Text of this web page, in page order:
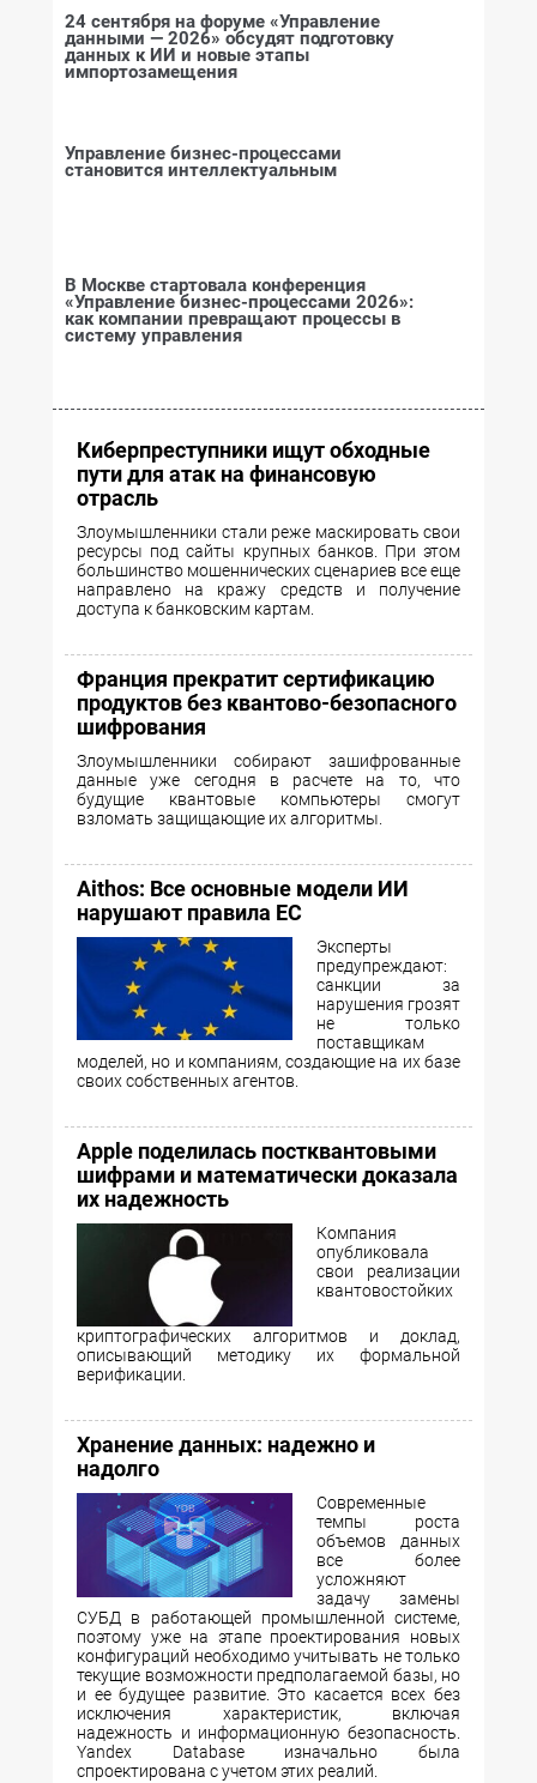
24 сентября на форуме «Управление
данными — 2026» обсудят подготовку
данных к ИИ и новые этапы
импортозамещения
Управление бизнес-процессами
становится интеллектуальным
В Москве стартовала конференция
«Управление бизнес-процессами 2026»:
как компании превращают процессы в
систему управления
Киберпреступники ищут обходные
пути для атак на финансовую
отрасль
Злоумышленники стали реже маскировать свои
ресурсы под сайты крупных банков. При этом
большинство мошеннических сценариев все еще
направлено на кражу средств и получение
доступа к банковским картам.
Франция прекратит сертификацию
продуктов без квантово-безопасного
шифрования
Злоумышленники собирают зашифрованные
данные уже сегодня в расчете на то, что
будущие квантовые компьютеры смогут
взломать защищающие их алгоритмы.
Aithos: Все основные модели ИИ
нарушают правила ЕС
Эксперты
предупреждают:
санкции за
нарушения грозят
не только
поставщикам
моделей, но и компаниям, создающие на их базе
своих собственных агентов.
Apple поделилась постквантовыми
шифрами и математически доказала
их надежность
Компания
опубликовала
свои реализации
квантовостойких
криптографических алгоритмов и доклад,
описывающий методику их формальной
верификации.
Хранение данных: надежно и
надолго
Современные
темпы роста
объемов данных
все более
усложняют
задачу замены
СУБД в работающей промышленной системе,
поэтому уже на этапе проектирования новых
конфигураций необходимо учитывать не только
текущие возможности предполагаемой базы, но
и ее будущее развитие. Это касается всех без
исключения характеристик, включая
надежность и информационную безопасность.
Yandex Database изначально была
спроектирована с учетом этих реалий.